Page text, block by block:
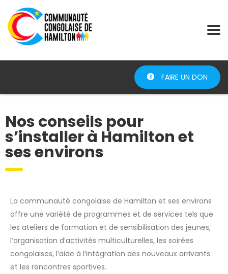
FAIRE UN DON
Nos conseils pour
s’installer à Hamilton et
ses environs
La communauté congolaise de Hamilton et ses environs
offre une variété de programmes et de services tels que
les ateliers de formation et de sensibilisation des jeunes,
l’organisation d’activités multiculturelles, les soirées
congolaises, l’aide à l’intégration des nouveaux arrivants
et les rencontres sportives.